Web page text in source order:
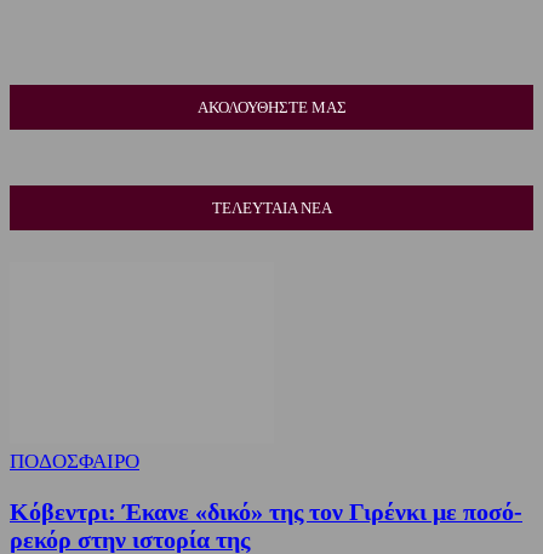
ΑΚΟΛΟΥΘΗΣΤΕ ΜΑΣ
ΤΕΛΕΥΤΑΙΑ ΝΕΑ
ΠΟΔΟΣΦΑΙΡΟ
Κόβεντρι: Έκανε «δικό» της τον Γιρένκι με ποσό-
ρεκόρ στην ιστορία της